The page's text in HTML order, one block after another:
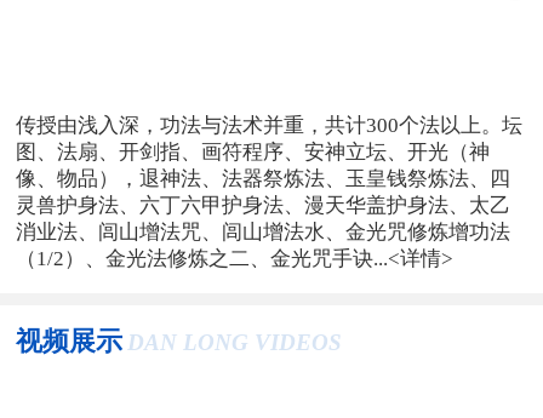
传授由浅入深，功法与法术并重，共计300个法以上。坛
图、法扇、开剑指、画符程序、安神立坛、开光（神
像、物品），退神法、法器祭炼法、玉皇钱祭炼法、四
灵兽护身法、六丁六甲护身法、漫天华盖护身法、太乙
消业法、闾山增法咒、闾山增法水、金光咒修炼增功法
（1/2）、金光法修炼之二、金光咒手诀...<详情>
视频展示 DAN LONG VIDEOS